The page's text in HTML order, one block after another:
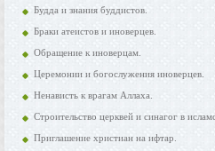
Будда и знания буддистов.
Браки атеистов и иноверцев.
Обращение к иноверцам.
Церемонии и богослужения иноверцев.
Ненависть к врагам Аллаха.
Строительство церквей и синагог в
Приглашение христиан на ифтар.